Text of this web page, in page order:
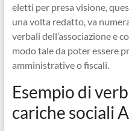
eletti per presa visione,
una volta redatto, va
verbali dell’associazione e
modo tale da poter essere
amministrative o fiscali.
Esempio di
cariche sociali